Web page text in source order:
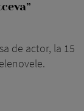
de actor, la 15